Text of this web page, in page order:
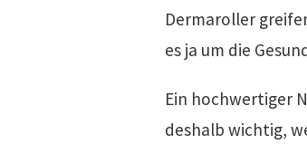
Dermaroller
es ja um die
Ein hochwertiger
deshalb wichtig,